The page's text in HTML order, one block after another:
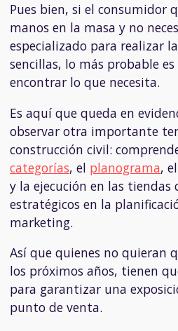
Pues bien, si el consumidor
manos en la masa y no
especializado para realizar
sencillas, lo más probable
encontrar lo que necesita.
Es aquí que queda en
observar otra importante
construcción civil:
categorías, el planograma, el
y la ejecución en las tiendas
estratégicos en la
marketing.
Así que quienes no quieran
los próximos años, tienen
para garantizar una
punto de venta.